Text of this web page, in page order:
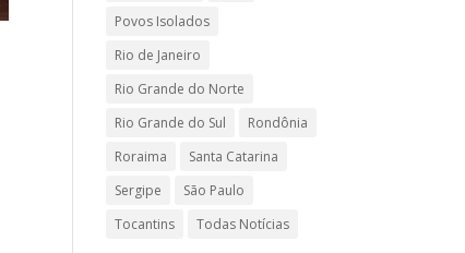
Povos Isolados
Rio de Janeiro
Rio Grande do Norte
Rio Grande do Sul
Rondônia
Roraima
Santa Catarina
Sergipe
São Paulo
Tocantins
Todas Notícias